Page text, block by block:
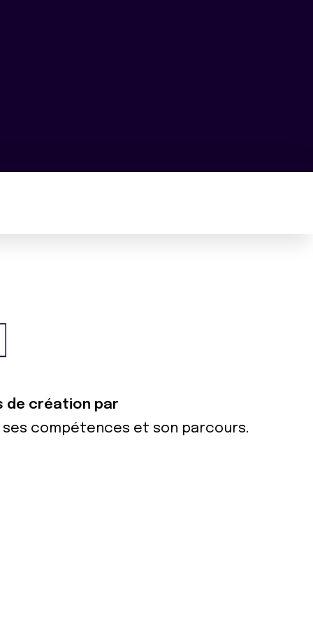
de création par
ses compétences et son parcours.